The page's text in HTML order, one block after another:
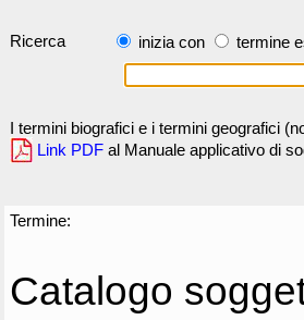
Ricerca inizia con termine
I termini biografici e i termini geografici
Link PDF al Manuale applicativo di
Termine:
Catalogo